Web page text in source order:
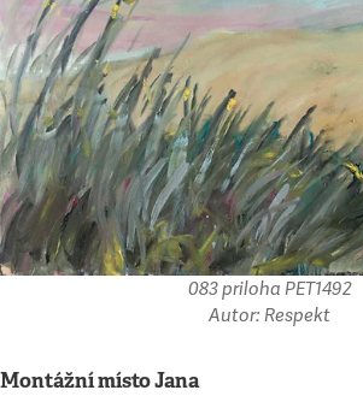
083 priloha PET1492
Autor: Respekt
Montážní místo Jana